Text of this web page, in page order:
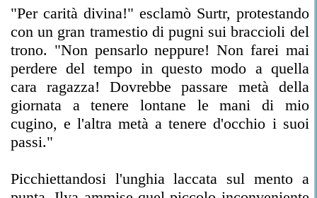
"Per carità divina!" esclamò Surtr, protestando
con un gran tramestio di pugni sui braccioli del
trono. "Non pensarlo neppure! Non farei mai
perdere del tempo in questo modo a quella
cara ragazza! Dovrebbe passare metà della
giornata a tenere lontane le mani di mio
cugino, e l'altra metà a tenere d'occhio i suoi
passi."
Picchiettandosi l'unghia laccata sul mento a